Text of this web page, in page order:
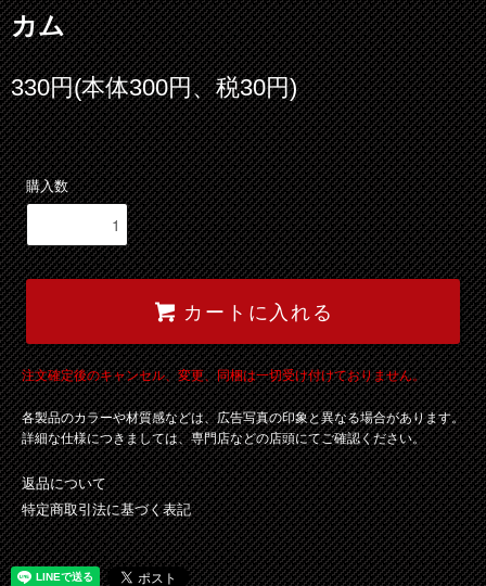
カム
330円(本体300円、税30円)
購入数
カートに入れる
注文確定後のキャンセル、変更、同梱は一切受け付けておりません。
各製品のカラーや材質感などは、広告写真の印象と異なる場合があります。
詳細な仕様につきましては、専門店などの店頭にてご確認ください。
返品について
特定商取引法に基づく表記